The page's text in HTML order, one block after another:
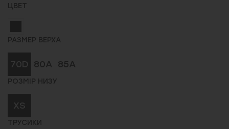
ЦВЕТ
РАЗМЕР ВЕРХА
70D 80A 85A
РОЗМІР НИЗУ
XS
ТРУСИКИ